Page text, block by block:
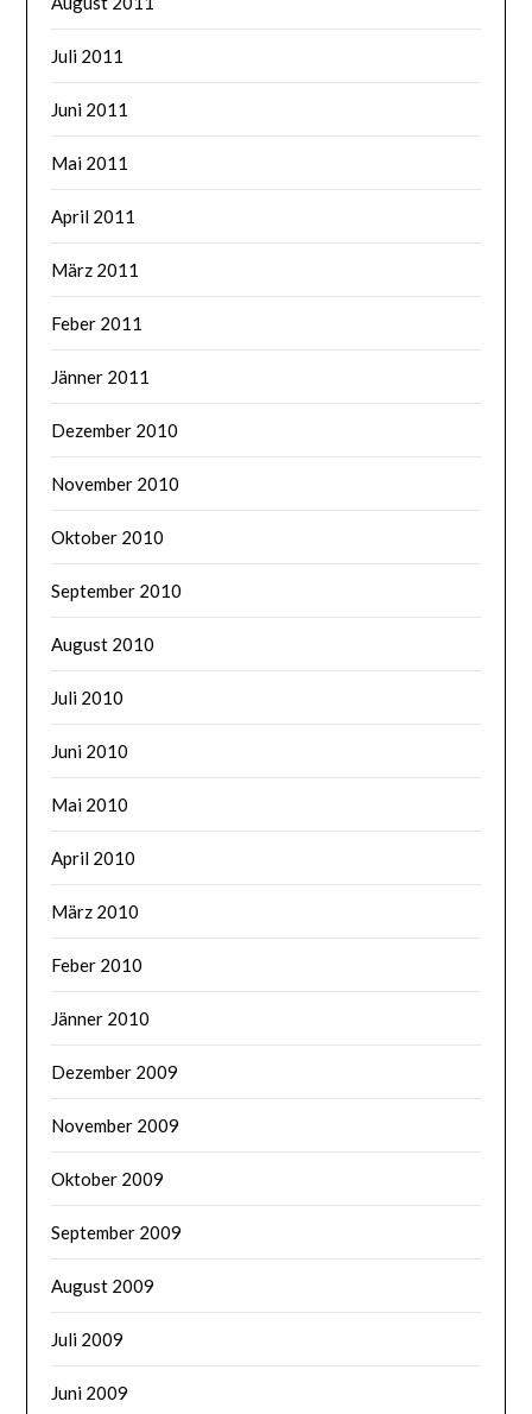
Juli 2011
Juni 2011
Mai 2011
April 2011
März 2011
Feber 2011
Jänner 2011
Dezember 2010
November 2010
Oktober 2010
September 2010
August 2010
Juli 2010
Juni 2010
Mai 2010
April 2010
März 2010
Feber 2010
Jänner 2010
Dezember 2009
November 2009
Oktober 2009
September 2009
August 2009
Juli 2009
Juni 2009